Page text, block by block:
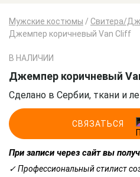
Мужские костюмы / Свитера/
Джемпер коричневый Van Cliff
В НАЛИЧИИ
Джемпер коричневый
Сделано в Сербии, ткани и
СВЯЗАТЬСЯ
При записи через сайт вы
✓ Профессиональный стилист